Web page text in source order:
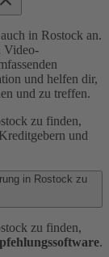
in Rostock an.
Video-
und helfen dir,
und zu treffen.
zu finden,
und
in Rostock zu
zu finden,
.